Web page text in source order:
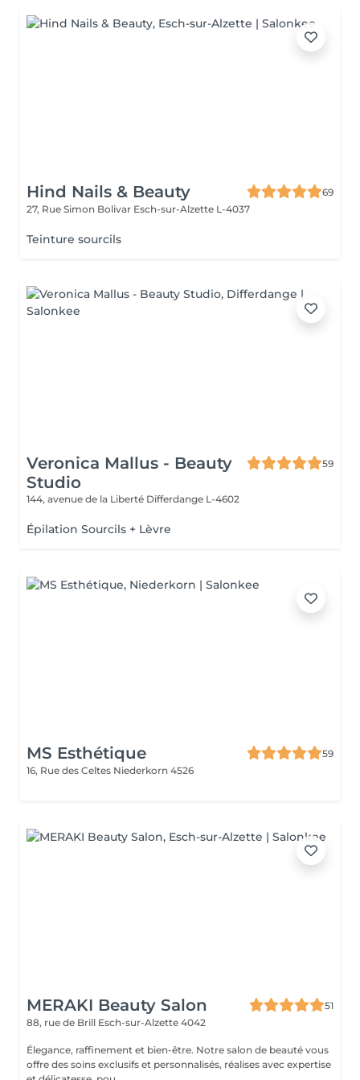
Hind Nails & Beauty
69
27, Rue Simon Bolivar Esch-sur-Alzette L-4037
Teinture sourcils
Veronica Mallus - Beauty
Studio
59
144, avenue de la Liberté Differdange L-4602
Épilation Sourcils + Lèvre
MS Esthétique
59
16, Rue des Celtes Niederkorn 4526
MERAKI Beauty Salon
51
88, rue de Brill Esch-sur-Alzette 4042
Élegance, raffinement et bien-être. Notre salon de beauté vous
offre des soins exclusifs et personnalisés, réalises avec expertise